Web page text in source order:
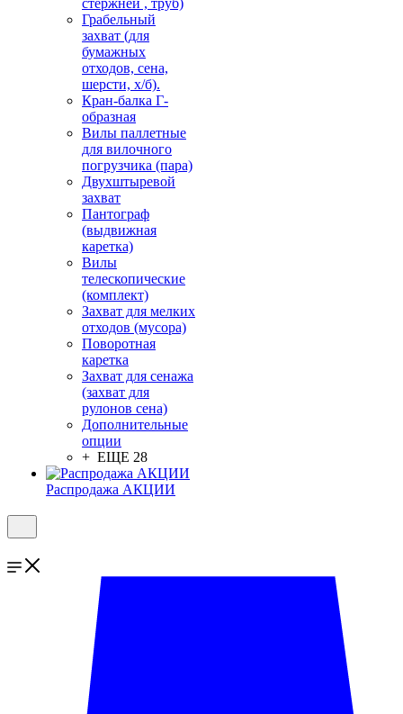
стержней , труб)
Грабельный
захват (для
бумажных
отходов, сена,
шерсти, х/б).
Кран-балка Г-
образная
Вилы паллетные
для вилочного
погрузчика (пара)
Двухштыревой
захват
Пантограф
(выдвижная
каретка)
Вилы
телескопические
(комплект)
Захват для мелких
отходов (мусора)
Поворотная
каретка
Захват для сенажа
(захват для
рулонов сена)
Дополнительные
опции
+ ЕЩЕ 28
Распродажа АКЦИИ